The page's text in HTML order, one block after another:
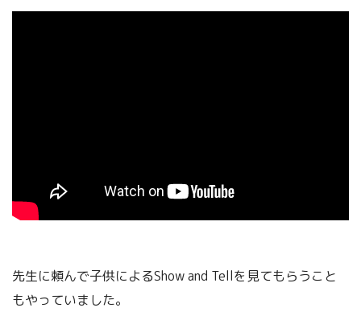
先生に頼んで子供によるShow and Tellを見てもらうこと
もやっていました。